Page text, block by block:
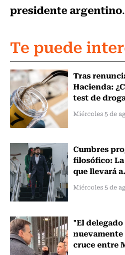
presidente argentino.
Te puede
Tras
Hacienda:
test de
Miércoles 5 de
Cumbres
filosófico:
que llevará
Miércoles 5 de
"El
cruce entre